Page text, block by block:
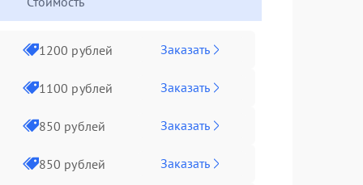
1200 рублей Заказать
1100 рублей Заказать
850 рублей Заказать
850 рублей Заказать